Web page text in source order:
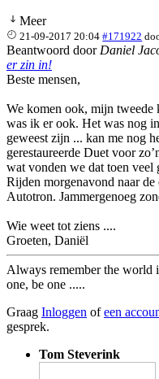
Meer
21-09-2017 20:04 #171922
Beantwoord door Daniel
er zin in!
Beste mensen,
We komen ook, mijn tweede
was ik er ook. Het was nog
geweest zijn ... kan me nog
gerestaureerde Duet voor
wat vonden we dat toen veel
Rijden morgenavond naar
Autotron. Jammergenoeg
Wie weet tot ziens ....
Groeten, Daniël
Always remember the world
one, be one .....
Graag Inloggen ofeen
gesprek.
Tom Steverink